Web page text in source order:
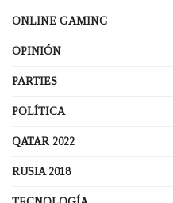
ONLINE GAMING
OPINIÓN
PARTIES
POLÍTICA
QATAR 2022
RUSIA 2018